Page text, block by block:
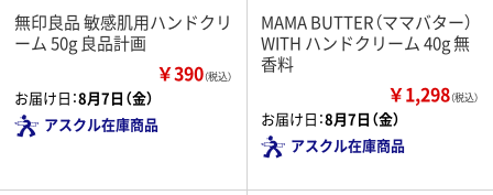
無印良品 敏感肌用ハンドクリ
ーム 50g 良品計画
￥390（税込）
お届け日：8月7日（金）
アスクル在庫商品
MAMA BUTTER（ママバター）
WITH ハンドクリーム 40g 無
香料
￥1,298（税込）
お届け日：8月7日（金）
アスクル在庫商品